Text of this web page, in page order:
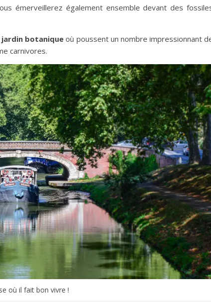
émerveillerez également ensemble devant des
jardin botanique où poussent un nombre impressionnant
carnivores.
où il fait bon vivre !